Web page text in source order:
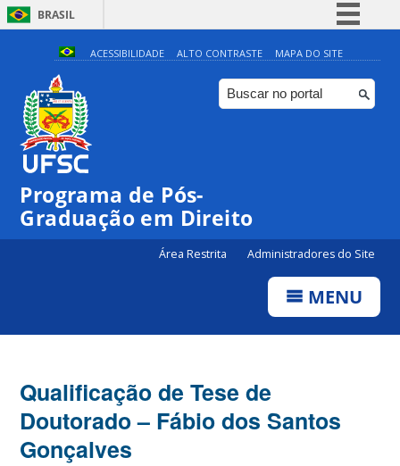
BRASIL
Simplifique!
Comunica BR
Participe
ACESSIBILIDADE ALTO CONTRASTE MAPA DO SITE
Programa de Pós-
Graduação em Direito
Área Restrita Administradores do Site
MENU
Qualificação de Tese de
Doutorado – Fábio dos Santos
Gonçalves